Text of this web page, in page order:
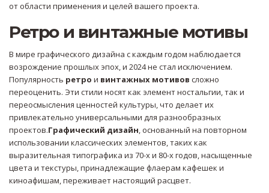
от области применения и целей вашего проекта.
Ретро и винтажные мотивы
В мире графического дизайна с каждым годом наблюдается
возрождение прошлых эпох, и 2024 не стал исключением.
Популярность ретро и винтажных мотивов сложно
переоценить. Эти стили носят как элемент ностальгии, так и
переосмысления ценностей культуры, что делает их
привлекательно универсальными для разнообразных
проектов.Графический дизайн, основанный на повторном
использовании классических элементов, таких как
выразительная типографика из 70-х и 80-х годов, насыщенные
цвета и текстуры, принадлежащие флаерам кафешек и
киноафишам, переживает настоящий расцвет.